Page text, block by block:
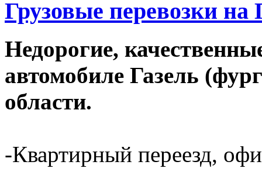
Грузовые перевозки
Недорогие,
автомобиле Газель
области.
-Квартирный переезд,